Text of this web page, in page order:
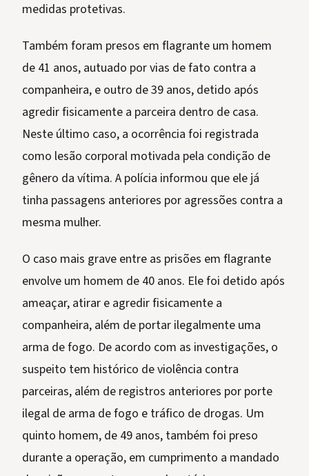
medidas protetivas.
Também foram presos em flagrante um homem
de 41 anos, autuado por vias de fato contra a
companheira, e outro de 39 anos, detido após
agredir fisicamente a parceira dentro de casa.
Neste último caso, a ocorrência foi registrada
como lesão corporal motivada pela condição de
gênero da vítima. A polícia informou que ele já
tinha passagens anteriores por agressões contra a
mesma mulher.
O caso mais grave entre as prisões em flagrante
envolve um homem de 40 anos. Ele foi detido após
ameaçar, atirar e agredir fisicamente a
companheira, além de portar ilegalmente uma
arma de fogo. De acordo com as investigações, o
suspeito tem histórico de violência contra
parceiras, além de registros anteriores por porte
ilegal de arma de fogo e tráfico de drogas. Um
quinto homem, de 49 anos, também foi preso
durante a operação, em cumprimento a mandado